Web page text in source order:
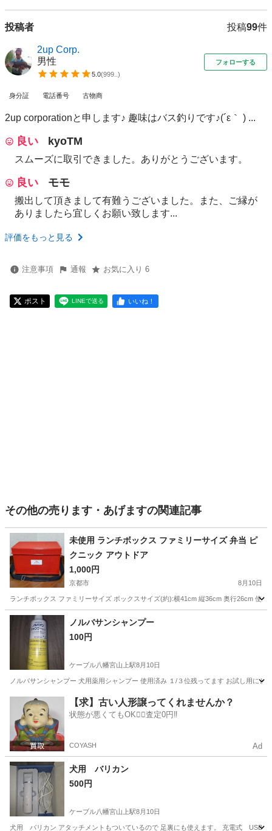
投稿者 投稿99件
2up Corp.
男性
5.0(999.. )
フォローする
身分証 電話番号 古物商
2up corporationと申します♪ 趣味はバス釣りです♪(´ε｀ ) ...
良い kyoTM
スムーズに取引できました。ありがとうございます。
良い モモ
搬出して頂きまして有難うございました。また、ご縁が
ありましたら宜しくお願い致します...
評価をもっと見る
注意事項 通報 お気に入り 6
ポスト LINEで送る いいね！
その他の売ります・あげますの関連記事
未使用 ランチボックス ファミリーサイズ 弁当 ピ
クニック アウトドア
1,000円
京都市 8月10日
ランチボックス ファミリーサイズ ボックスサイズ(約):横41cm 縦36cm 奥行26cm 使
京都 京都市 その他 ファミリー
ノルバサンシャンプー
100円
ケーブル八幡宮山上駅8月10日
ノルバサンシャンプー 犬用薬用シャンプー 使用済み １/３位残ってます お試し用にど
八幡市 ケーブル八幡宮山上駅 その他 使用済み
【求】古い人形譲ってくれませんか？
状態が悪くてもOK🙆‍♀️査定0円‼️
COYASH Ad
犬用 バリカン
500円
ケーブル八幡宮山上駅8月10日
犬用 バリカン アタッチメントもついているので 足裏にも使えます。 充電式 USB